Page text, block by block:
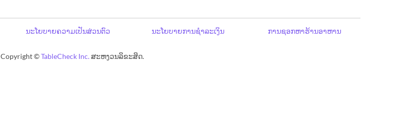
ນະໂຍບາຍຄວາມເປັນສ່ວນຕົວ ນະໂຍບາຍການຊຳລະເງິນ ການຊອກຫາຮ້ານອາຫານ
Copyright ©TableCheck Inc.ສະຫງວນລິຂະສິດ.